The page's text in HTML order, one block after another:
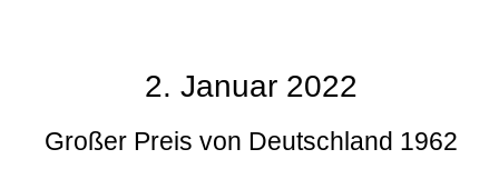
2. Januar 2022
Großer Preis von Deutschland 1962